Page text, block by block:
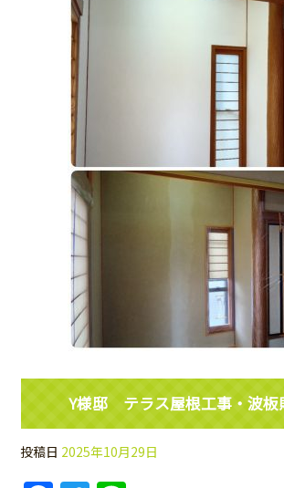
Y様邸 テラス屋根工事・波板
投稿日 2025年10月29日